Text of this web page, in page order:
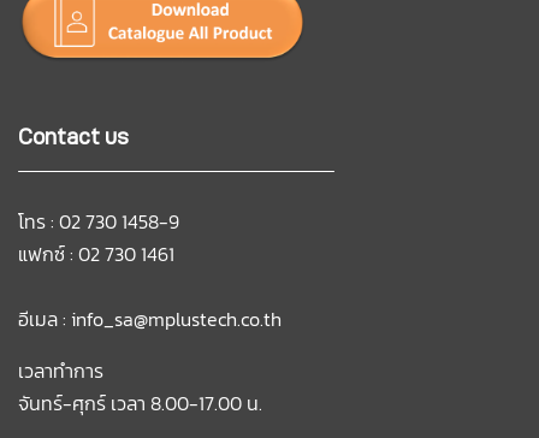
Contact us
โทร : 02 730 1458-9
แฟกซ์ : 02 730 1461
อีเมล : info_sa@mplustech.co.th
เวลาทำการ
จันทร์-ศุกร์ เวลา 8.00-17.00 น.